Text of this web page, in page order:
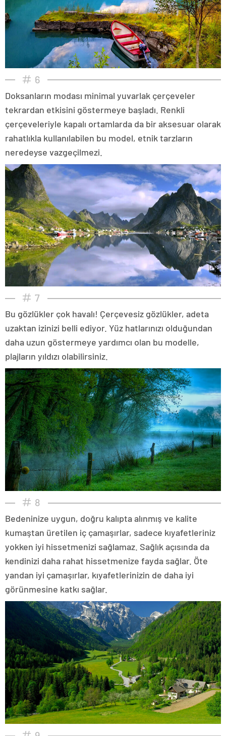
6
Doksanların modası minimal yuvarlak çerçeveler
tekrardan etkisini göstermeye başladı. Renkli
çerçeveleriyle kapalı ortamlarda da bir aksesuar olarak
rahatlıkla kullanılabilen bu model, etnik tarzların
neredeyse vazgeçilmezi.
7
Bu gözlükler çok havalı! Çerçevesiz gözlükler, adeta
uzaktan izinizi belli ediyor. Yüz hatlarınızı olduğundan
daha uzun göstermeye yardımcı olan bu modelle,
plajların yıldızı olabilirsiniz.
8
Bedeninize uygun, doğru kalıpta alınmış ve kalite
kumaştan üretilen iç çamaşırlar, sadece kıyafetleriniz
yokken iyi hissetmenizi sağlamaz. Sağlık açısında da
kendinizi daha rahat hissetmenize fayda sağlar. Öte
yandan iyi çamaşırlar, kıyafetlerinizin de daha iyi
görünmesine katkı sağlar.